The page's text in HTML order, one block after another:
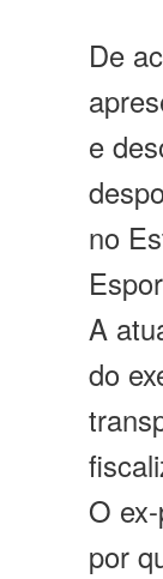
De
e
no
A
do
O
por